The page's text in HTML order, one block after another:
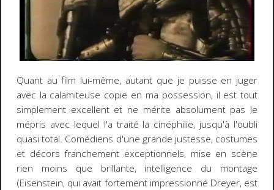
Quant au film lui-même, autant que je puisse en juger
avec la calamiteuse copie en ma possession, il est tout
simplement excellent et ne mérite absolument pas le
mépris avec lequel l'a traité la cinéphilie, jusqu'à l'oubli
quasi total. Comédiens d'une grande justesse, costumes
et décors franchement exceptionnels, mise en scène
rien moins que brillante, intelligence du montage
(Eisenstein, qui avait fortement impressionné Dreyer, est